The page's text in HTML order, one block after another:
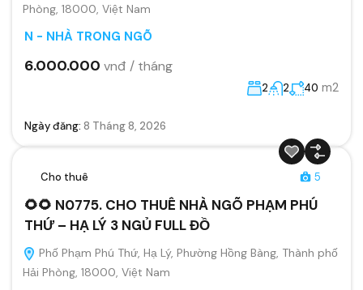
Phòng, 18000, Việt Nam
N - NHÀ TRONG NGÕ
6.000.000 vnđ / tháng
2 2 40 m2
Ngày đăng: 8 Tháng 8, 2026
Cho thuê 5
🌻🌻 N0775. CHO THUÊ NHÀ NGÕ PHẠM PHÚ
THỨ – HẠ LÝ 3 NGỦ FULL ĐỒ
Phố Phạm Phú Thứ, Hạ Lý, Phường Hồng Bàng, Thành phố
Hải Phòng, 18000, Việt Nam